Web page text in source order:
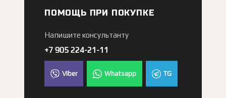
ПОМОЩЬ ПРИ ПОКУПКЕ
Напишите консультанту
+7 905 224-21-11
Viber Whatsapp TG